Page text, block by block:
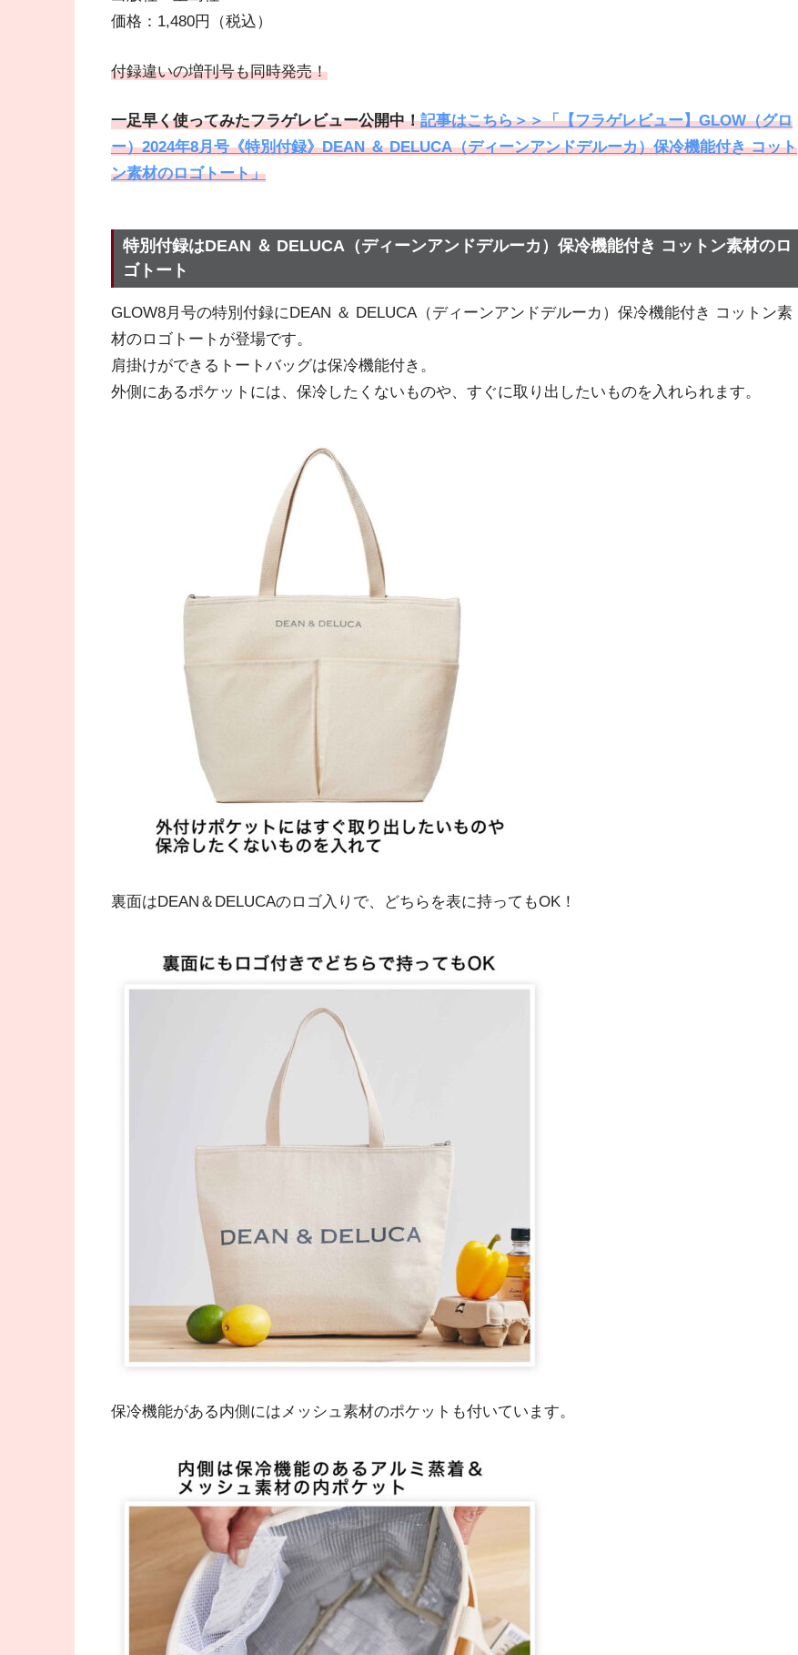
価格：1,480円（税込）
付録違いの増刊号も同時発売！
一足早く使ってみたフラゲレビュー公開中！記事はこちら＞＞「【フラゲレビュー】GLOW（グロ
ー）2024年8月号《特別付録》DEAN ＆ DELUCA（ディーンアンドデルーカ）保冷機能付き コット
ン素材のロゴトート」
特別付録はDEAN ＆ DELUCA（ディーンアンドデルーカ）保冷機能付き コットン素材のロ
ゴトート
GLOW8月号の特別付録にDEAN ＆ DELUCA（ディーンアンドデルーカ）保冷機能付き コットン素
材のロゴトートが登場です。
肩掛けができるトートバッグは保冷機能付き。
外側にあるポケットには、保冷したくないものや、すぐに取り出したいものを入れられます。
裏面はDEAN＆DELUCAのロゴ入りで、どちらを表に持ってもOK！
保冷機能がある内側にはメッシュ素材のポケットも付いています。